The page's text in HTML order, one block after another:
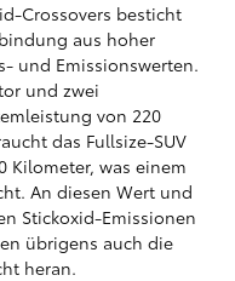
Crossovers besticht
aus hoher
und Emissionswerten.
und zwei
von 220
das Fullsize-SUV
Kilometer, was einem
An diesen Wert und
Stickoxid-Emissionen
übrigens auch die
heran.